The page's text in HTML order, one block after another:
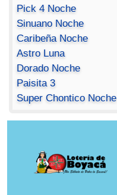
Pick 4 Noche
Sinuano Noche
Caribeña Noche
Astro Luna
Dorado Noche
Paisita 3
Super Chontico Noche